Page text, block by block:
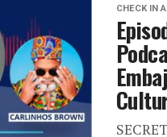
CHECK IN